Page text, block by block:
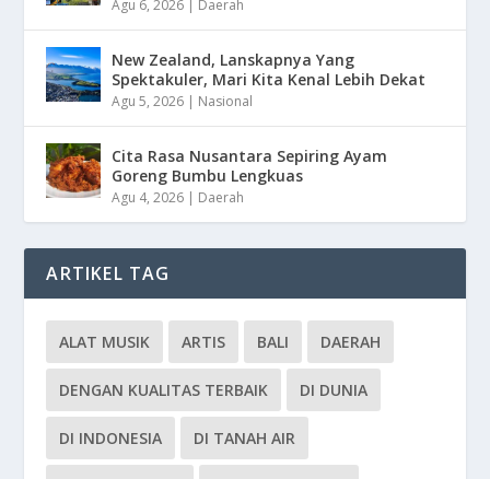
Agu 6, 2026 | Daerah
New Zealand, Lanskapnya Yang
Spektakuler, Mari Kita Kenal Lebih Dekat
Agu 5, 2026 | Nasional
Cita Rasa Nusantara Sepiring Ayam
Goreng Bumbu Lengkuas
Agu 4, 2026 | Daerah
ARTIKEL TAG
ALAT MUSIK ARTIS BALI DAERAH
DENGAN KUALITAS TERBAIK DI DUNIA
DI INDONESIA DI TANAH AIR